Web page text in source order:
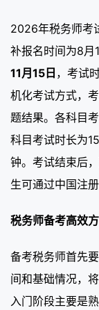
2026年税务师考
补报名时间为8
11月15日 ，考试
机化考试方式，
题结果。各科目
科目考试时长为
钟。考试结束后
生可通过中国注
税务师备考高效
备考税务师首先
间和基础情况，
入门阶段主要是